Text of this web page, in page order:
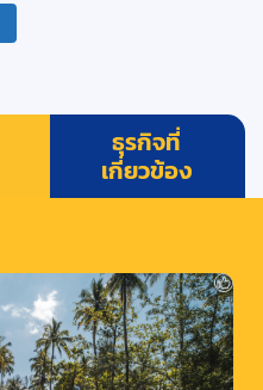
ธุรกิจที่
เกี่ยวข้อง